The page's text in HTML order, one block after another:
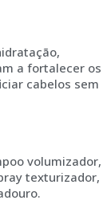
a fortalecer os
cabelos sem
volumizador,
texturizador,